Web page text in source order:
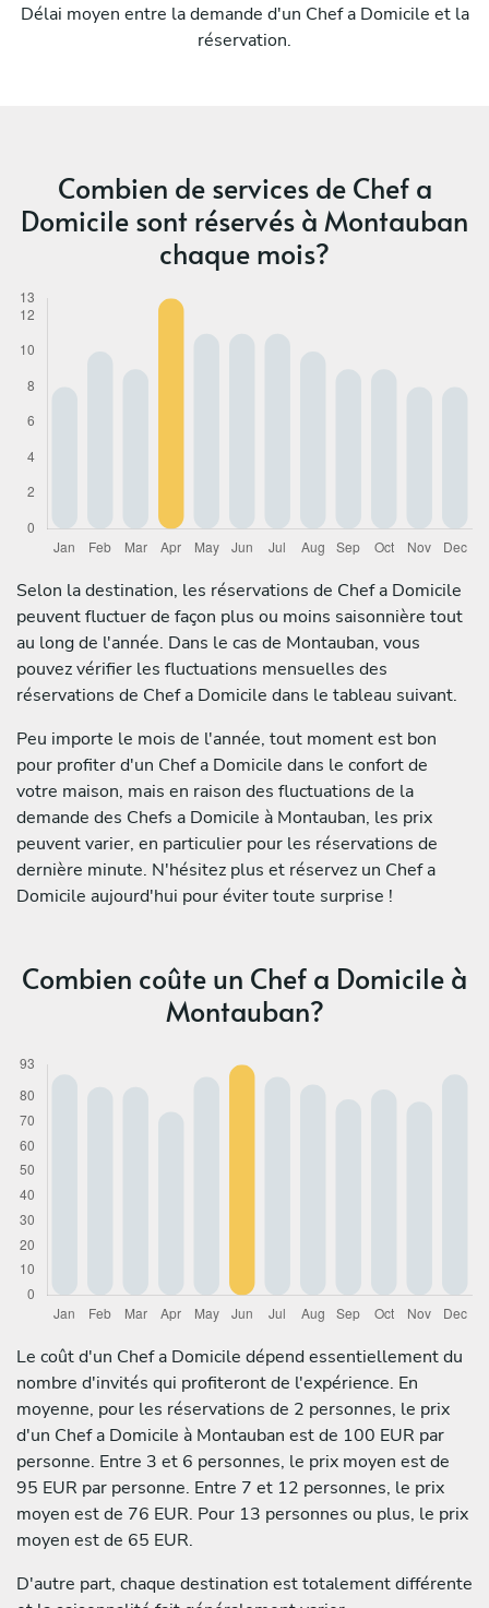
Délai moyen entre la demande d'un Chef a Domicile et la
réservation.
Combien de services de Chef a
Domicile sont réservés à Montauban
chaque mois?
Selon la destination, les réservations de Chef a Domicile
peuvent fluctuer de façon plus ou moins saisonnière tout
au long de l'année. Dans le cas de Montauban, vous
pouvez vérifier les fluctuations mensuelles des
réservations de Chef a Domicile dans le tableau suivant.
Peu importe le mois de l'année, tout moment est bon
pour profiter d'un Chef a Domicile dans le confort de
votre maison, mais en raison des fluctuations de la
demande des Chefs a Domicile à Montauban, les prix
peuvent varier, en particulier pour les réservations de
dernière minute. N'hésitez plus et réservez un Chef a
Domicile aujourd'hui pour éviter toute surprise !
Combien coûte un Chef a Domicile à
Montauban?
Le coût d'un Chef a Domicile dépend essentiellement du
nombre d'invités qui profiteront de l'expérience. En
moyenne, pour les réservations de 2 personnes, le prix
d'un Chef a Domicile à Montauban est de 100 EUR par
personne. Entre 3 et 6 personnes, le prix moyen est de
95 EUR par personne. Entre 7 et 12 personnes, le prix
moyen est de 76 EUR. Pour 13 personnes ou plus, le prix
moyen est de 65 EUR.
D'autre part, chaque destination est totalement différente